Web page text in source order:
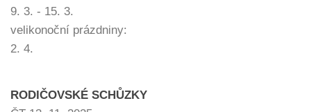
9. 3. - 15. 3.
velikonoční prázdniny:
2. 4.
RODIČOVSKÉ SCHŮZKY